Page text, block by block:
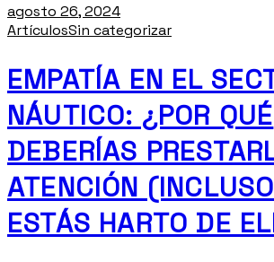
agosto 26, 2024
ArtículosSin categorizar
EMPATÍA EN EL
NÁUTICO: ¿POR QUÉ
DEBERÍAS
ATENCIÓN
ESTÁS HARTO DE